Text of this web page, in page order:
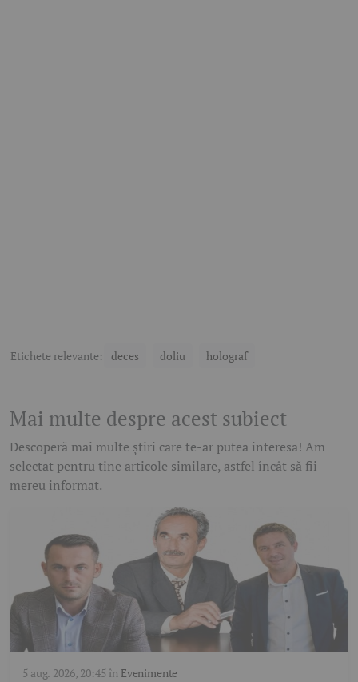
Etichete relevante: deces doliu holograf
Mai multe despre acest subiect
Descoperă mai multe știri care te-ar putea interesa! Am
selectat pentru tine articole similare, astfel încât să fii
mereu informat.
5 aug. 2026, 20:45 în Evenimente